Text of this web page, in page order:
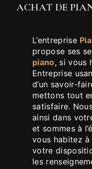
ACHAT DE
L’entreprise
propose ses
piano, si vous
Entreprise
d’un savoir-
mettons tout
satisfaire.
ainsi dans
et sommes à
vous habitez à
votre
les